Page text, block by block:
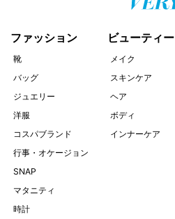
ファッション
靴
バッグ
ジュエリー
洋服
コスパブランド
行事・オケージョン
SNAP
マタニティ
時計
ビューティー
メイク
スキンケア
ヘア
ボディ
インナーケア